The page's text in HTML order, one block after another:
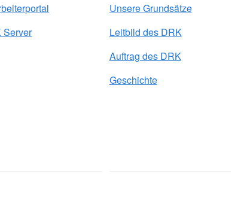
Server
Unsere Grundsätze
Leitbild des DRK
Auftrag des DRK
Geschichte